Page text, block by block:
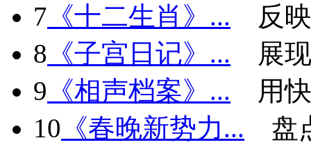
7 《十二生肖》...
反
8 《子宫日记》...
展
9 《相声档案》...
用
10 《春晚新势力...
盘